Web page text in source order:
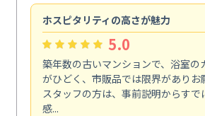
ホスピタリティの高さが魅力
5.0
築年数の古いマンションで、浴室の
がひどく、市販品では限界がありお
スタッフの方は、事前説明からすで
感...